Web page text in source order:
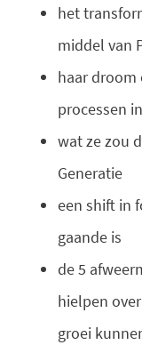
het
middel van
haar droom
processen
wat ze zou
Generatie
een shift in
gaande is
de 5
hielpen
groei